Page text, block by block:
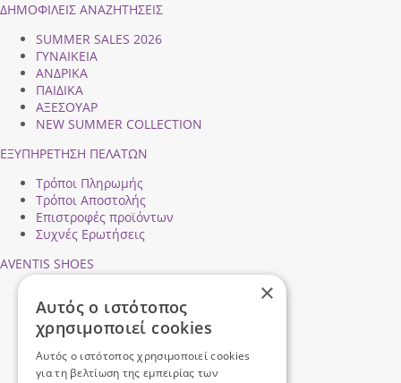
ΔΗΜΟΦΙΛEIΣ ΑΝΑΖΗΤΗΣΕΙΣ
SUMMER SALES 2026
ΓΥΝΑΙΚΕΙΑ
ΑΝΔΡΙΚΑ
ΠΑΙΔΙΚΑ
ΑΞΕΣΟΥΑΡ
NEW SUMMER COLLECTION
ΕΞΥΠΗΡΕΤΗΣΗ ΠΕΛΑΤΩΝ
Τρόποι Πληρωμής
Τρόποι Αποστολής
Επιστροφές προϊόντων
Συχνές Ερωτήσεις
AVENTIS SHOES
Ασφάλεια Συναλλαγών
Προσωπικά Δεδομένα
Όροι Χρήσης
×
Αυτός ο ιστότοπος
χρησιμοποιεί cookies
Αυτός ο ιστότοπος χρησιμοποιεί cookies
για τη βελτίωση της εμπειρίας των